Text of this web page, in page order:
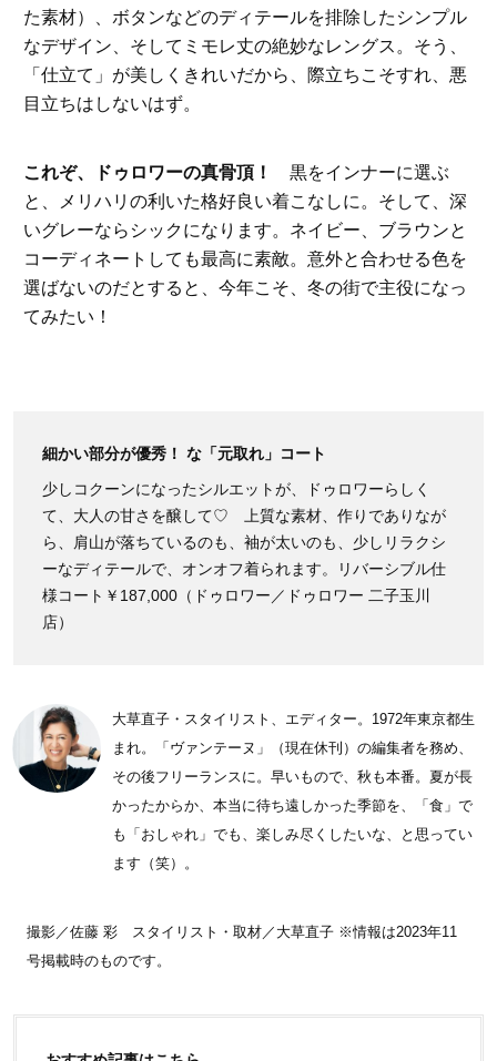
た素材）、ボタンなどのディテールを排除したシンプル
なデザイン、そしてミモレ丈の絶妙なレングス。そう、
「仕立て」が美しくきれいだから、際立ちこそすれ、悪
目立ちはしないはず。
これぞ、ドゥロワーの真骨頂！
黒をインナーに選ぶ
と、メリハリの利いた格好良い着こなしに。そして、深
いグレーならシックになります。ネイビー、ブラウンと
コーディネートしても最高に素敵。意外と合わせる色を
選ばないのだとすると、今年こそ、冬の街で主役になっ
てみたい！
細かい部分が優秀！ な「元取れ」コート
少しコクーンになったシルエットが、ドゥロワーらしく
て、大人の甘さを醸して♡ 上質な素材、作りでありなが
ら、肩山が落ちているのも、袖が太いのも、少しリラクシ
ーなディテールで、オンオフ着られます。リバーシブル仕
様コート￥187,000（ドゥロワー／ドゥロワー 二子玉川
店）
大草直子・スタイリスト、エディター。1972年東京都生
まれ。「ヴァンテーヌ」（現在休刊）の編集者を務め、
その後フリーランスに。早いもので、秋も本番。夏が長
かったからか、本当に待ち遠しかった季節を、「食」で
も「おしゃれ」でも、楽しみ尽くしたいな、と思ってい
ます（笑）。
撮影／佐藤 彩 スタイリスト・取材／大草直子 ※情報は2023年11
号掲載時のものです。